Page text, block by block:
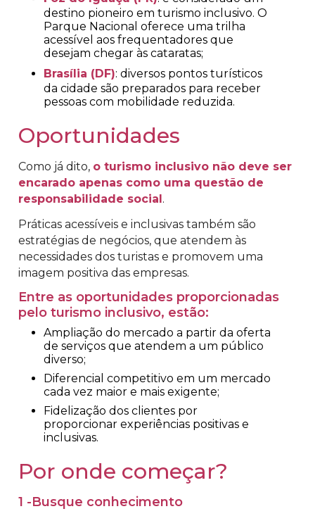
destino pioneiro em turismo inclusivo. O
Parque Nacional oferece uma trilha
acessível aos frequentadores que
desejam chegar às cataratas;
Brasília (DF): diversos pontos turísticos
da cidade são preparados para receber
pessoas com mobilidade reduzida.
Oportunidades
Como já dito, o turismo inclusivo não deve ser
encarado apenas como uma questão de
responsabilidade social.
Práticas acessíveis e inclusivas também são
estratégias de negócios, que atendem às
necessidades dos turistas e promovem uma
imagem positiva das empresas.
Entre as oportunidades proporcionadas
pelo turismo inclusivo, estão:
Ampliação do mercado a partir da oferta
de serviços que atendem a um público
diverso;
Diferencial competitivo em um mercado
cada vez maior e mais exigente;
Fidelização dos clientes por
proporcionar experiências positivas e
inclusivas.
Por onde começar?
1 -Busque conhecimento